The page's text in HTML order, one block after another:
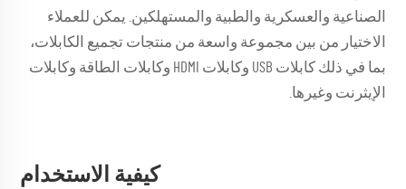
الصناعية والعسكرية والطبية والمستهلكين. يمكن للعملاء
الاختيار من بين مجموعة واسعة من منتجات تجميع الكابلات،
بما في ذلك كابلات USB وكابلات HDMI وكابلات الطاقة وكابلات
الإيثرنت وغيرها.
كيفية الاستخدام